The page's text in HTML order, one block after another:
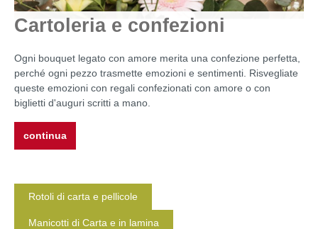
Cartoleria e confezioni
Ogni bouquet legato con amore merita una confezione perfetta,
perché ogni pezzo trasmette emozioni e sentimenti. Risvegliate
queste emozioni con regali confezionati con amore o con
biglietti d'auguri scritti a mano.
continua
Rotoli di carta e pellicole
Manicotti di Carta e in lamina